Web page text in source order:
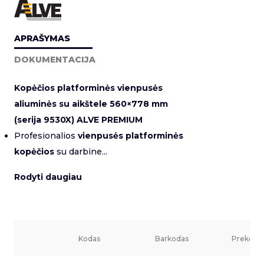
APRAŠYMAS
DOKUMENTACIJA
Kopėčios platforminės vienpusės
aliuminės su aikštele 560×778 mm
(serija 9530X) ALVE PREMIUM
Profesionalios vienpusės platforminės
kopėčios su darbine...
Rodyti daugiau
Kodas Barkodas Prekės